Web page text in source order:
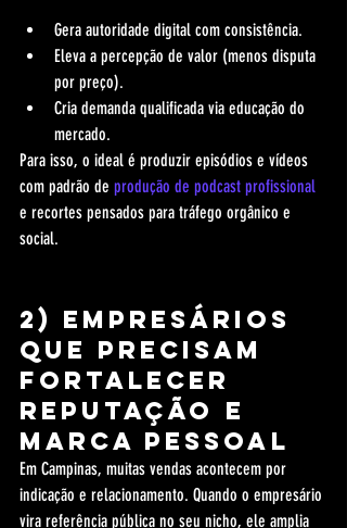
Gera autoridade digital com consistência.
Eleva a percepção de valor (menos disputa
por preço).
Cria demanda qualificada via educação do
mercado.
Para isso, o ideal é produzir episódios e vídeos
com padrão de produção de podcast profissional
e recortes pensados para tráfego orgânico e
social.
2) Empresários
que precisam
fortalecer
reputação e
marca pessoal
Em Campinas, muitas vendas acontecem por
indicação e relacionamento. Quando o empresário
vira referência pública no seu nicho, ele amplia